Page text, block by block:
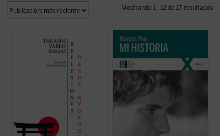
Mostrando 1 - 12 de 17 resultados
serie de escritos breves, meditaciones y
cartas suyas que conforman una obra
valiosísima para seguir, a través de una
intimidad familiar con él, los pasos de
Takashi hacia el encuentro final con ...
«Es algo extraño hablar de 'mi historia'
puesto que lo único interesante en ella, lo
único que la salva de ser una historia
en mi vida. Por lo tanto, es más bien la
historia de lo que Cristo ha hecho ...(ver